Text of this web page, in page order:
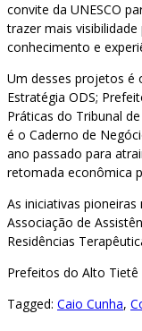
convite da UNESCO
trazer mais
conhecimento e
Um desses projetos é
Estratégia ODS;
Práticas do Tribunal
é o Caderno de
ano passado para
retomada econômica
As iniciativas
Associação de
Residências
Prefeitos do Alto
Tagged: Caio Cunha,